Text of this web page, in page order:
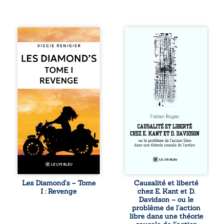
Revenge est à la
tête des
Diamond’s, un clan
de motards aussi
réputé et respecté
que redouté dans
tout le pays. Rien
ne la prédestinait
à cette vie, mais
les épreuves ont
forgé une femme
dure, inaccessible
et résolue à ne
jamais dévoiler
ses faiblesses,
jusqu’à ce que le
croise sa route.
Chef d’une famille
de Nomads, Juan
Les Diamond’s – Tome
I : Revenge
Sommes-nous
vraiment libres si
chacun de nos
actes s’inscrit
dans une chaîne
de causes ? À
travers une
confrontation
entre les pensées
d’Emmanuel Kant
et de Donald
Davidson, cet
essai explore les
liens entre libre
déterminisme
responsabilité. De
la volonté
kantienne au
monisme anomal
de Davidson, il
interroge la
Causalité et liberté
chez E. Kant et D.
Davidson – ou le
problème de l’action
libre dans une théorie